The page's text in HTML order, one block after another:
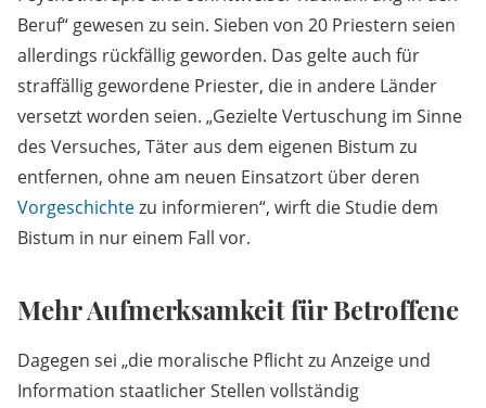
Beruf“ gewesen zu sein. Sieben von 20 Priestern seien
allerdings rückfällig geworden. Das gelte auch für
straffällig gewordene Priester, die in andere Länder
versetzt worden seien. „Gezielte Vertuschung im Sinne
des Versuches, Täter aus dem eigenen Bistum zu
entfernen, ohne am neuen Einsatzort über deren
Vorgeschichtezu informieren“, wirft die Studie dem
Bistum in nur einem Fall vor.
Mehr Aufmerksamkeit für Betroffene
Dagegen sei „die moralische Pflicht zu Anzeige und
Information staatlicher Stellen vollständig